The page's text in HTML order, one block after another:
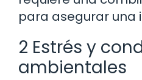
para asegurar una
2 Estrés y
ambientales